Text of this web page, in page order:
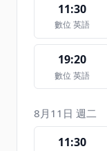
11:30
數位 英語
19:20
數位 英語
8月11日 週二
11:30